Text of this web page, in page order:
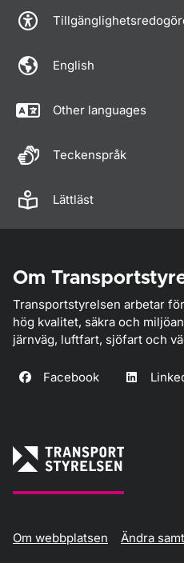
English
Other languages
Teckenspråk
Lättläst
Om
Transportstyrelsen arbetar
hög kvalitet, säkra och
järnväg, luftfart, sjöfart och
Facebook
Om webbplatsen Ändra